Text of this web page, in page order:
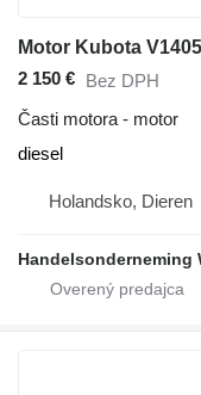
Motor Kubota
2 150 € Bez DPH
Časti motora - motor
diesel
Holandsko, Dieren
Handelsonderneming